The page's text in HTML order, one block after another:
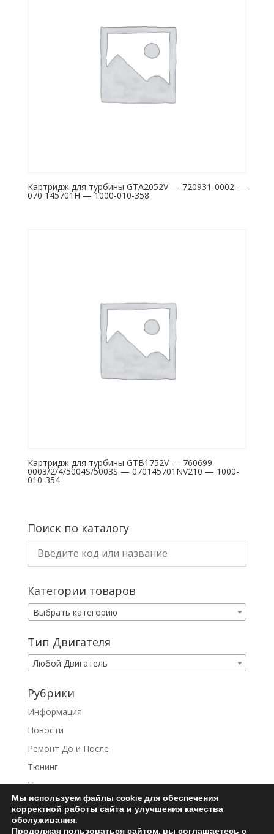
Картридж для турбины GTA2052V — 720931-0002 —
070 145701H — 1000-010-358
Картридж для турбины GTB1752V — 760699-
0003/2/4/5004S/5003S — 070145701NV210 — 1000-
010-354
Поиск по каталогу
Категории товаров
Выбрать категорию
Тип Двигателя
Любой Двигатель
Рубрики
Информация
Новости
Ремонт До и После
Тюнинг
Услуги
Мы используем файлы cookie для обеспечения
корректной работы сайта и улучшения качества
обслуживания.
Продолжая пользоваться сайтом, вы соглашаетесь с